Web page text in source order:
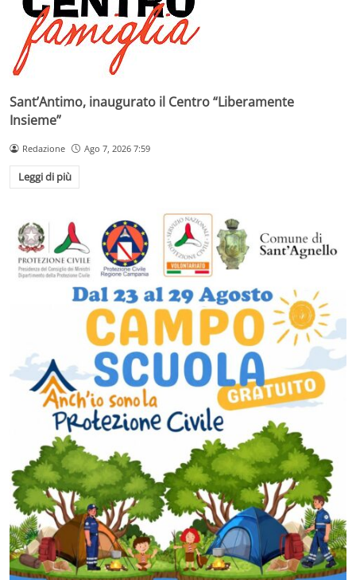
Sant’Antimo, inaugurato il Centro “Liberamente
Insieme”
Redazione Ago 7, 2026 7:59
Leggi di più